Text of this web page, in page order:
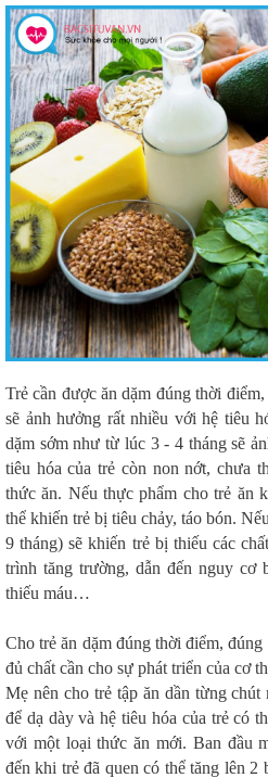
Trẻ cần được ăn dặm đúng thời
sẽ ảnh hưởng rất nhiều với hệ tiêu
dặm sớm như từ lúc 3 - 4 tháng sẽ
tiêu hóa của trẻ còn non nớt, chưa
thức ăn. Nếu thực phẩm cho trẻ ăn
thể khiến trẻ bị tiêu chảy, táo bón.
9 tháng) sẽ khiến trẻ bị thiếu các
trình tăng trường, dẫn đến nguy cơ
thiếu máu…
Cho trẻ ăn dặm đúng thời điểm,
đủ chất cần cho sự phát triển của cơ
Mẹ nên cho trẻ tập ăn dần từng
để dạ dày và hệ tiêu hóa của trẻ có
với một loại thức ăn mới. Ban đầu
đến khi trẻ đã quen có thể tăng lên